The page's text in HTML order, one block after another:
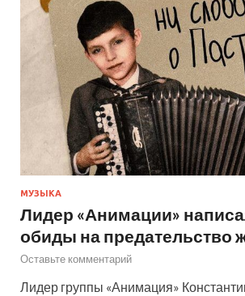
МУЗЫКА
Лидер «Анимации»
обиды на предательство
Оставьте комментарий
Лидер группы «Анимация»